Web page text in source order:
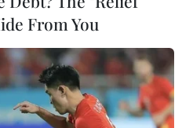
From You